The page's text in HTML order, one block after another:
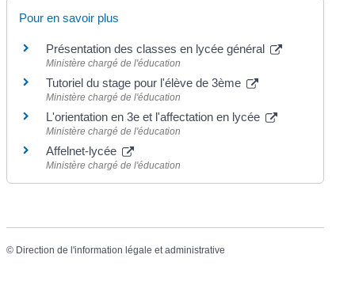
Pour en savoir plus
Présentation des classes en lycée général
Ministère chargé de l'éducation
Tutoriel du stage pour l'élève de 3ème
Ministère chargé de l'éducation
L'orientation en 3e et l'affectation en lycée
Ministère chargé de l'éducation
Affelnet-lycée
Ministère chargé de l'éducation
© Direction de l'information légale et administrative